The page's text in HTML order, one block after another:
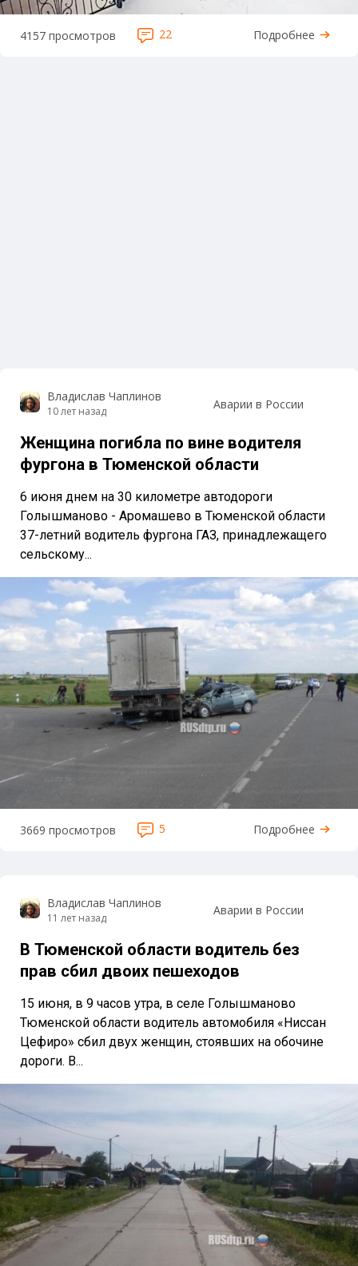
4157 просмотров 22 Подробнее
Владислав Чаплинов
10 лет назад Аварии в России
Женщина погибла по вине водителя
фургона в Тюменской области
6 июня днем на 30 километре автодороги
Голышманово - Аромашево в Тюменской области
37-летний водитель фургона ГАЗ, принадлежащего
сельскому...
3669 просмотров 5 Подробнее
Владислав Чаплинов
11 лет назад Аварии в России
В Тюменской области водитель без
прав сбил двоих пешеходов
15 июня, в 9 часов утра, в селе Голышманово
Тюменской области водитель автомобиля «Ниссан
Цефиро» сбил двух женщин, стоявших на обочине
дороги. В...